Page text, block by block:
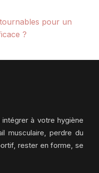
pour un
?
à votre hygiène
musculaire, perdre du
rester en forme, se